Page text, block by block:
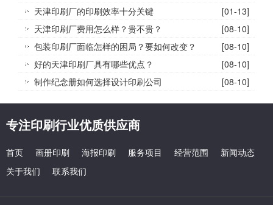
天津印刷厂的印刷效率十分关键
[01-13]
天津印刷厂费用怎么样？贵不贵？
[08-10]
包装印刷厂面临怎样的困局？要如何改变？
[08-10]
好的天津印刷厂具有哪些优点？
[08-10]
制作纪念册如何选择设计印刷公司
[08-10]
专注印刷行业优质供应商
首页 画册印刷 海报印刷 服务项目 经营范围
新闻动态
关于我们
联系我们